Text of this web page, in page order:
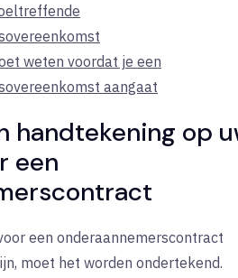
weten voordat je een
aangaat
handtekening op
een
een onderaannemerscontract
moet het worden ondertekend.